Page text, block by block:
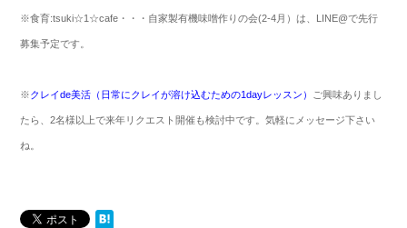
※食育:tsuki☆1☆cafe ・・・自家製有機味噌作りの会(2-4月）は、 LINE@で先行
募集予定です。
※クレイde美活（日常にクレイが溶け込むための1dayレッスン） ご興味ありまし
たら、2名様以上で来年リクエスト開催も検討中です。気軽にメッセージ下さい
ね。